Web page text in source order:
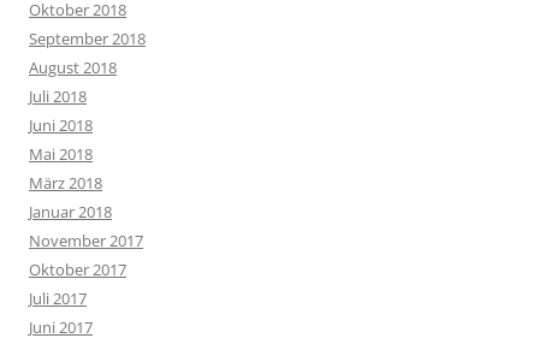
Oktober 2018
September 2018
August 2018
Juli 2018
Juni 2018
Mai 2018
März 2018
Januar 2018
November 2017
Oktober 2017
Juli 2017
Juni 2017